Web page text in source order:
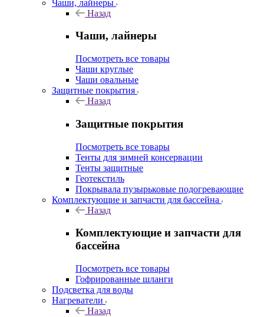
Чаши, лайнеры
Назад
Чаши, лайнеры
Посмотреть все товары
Чаши круглые
Чаши овальные
Защитные покрытия
Назад
Защитные покрытия
Посмотреть все товары
Тенты для зимней консервации
Тенты защитные
Геотекстиль
Покрывала пузырьковые подогревающие
Комплектующие и запчасти для бассейна
Назад
Комплектующие и запчасти для
бассейна
Посмотреть все товары
Гофрированные шланги
Подсветка для воды
Нагреватели
Назад